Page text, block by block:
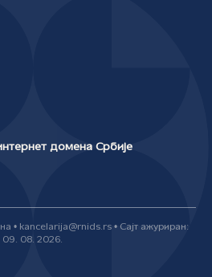
домена Србије
• kancelarija@rnids.rs • Сајт ажуриран:
09. 08. 2026.